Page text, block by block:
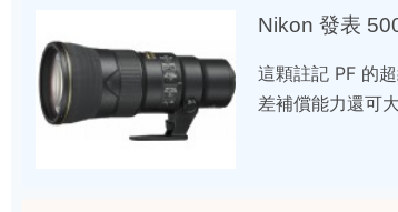
Nikon 發表
這顆註記 PF 的
差補償能力還可